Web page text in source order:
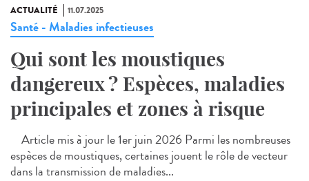
ACTUALITÉ 11.07.2025
Santé - Maladies infectieuses
Qui sont les moustiques
dangereux ? Espèces, maladies
principales et zones à risque
Article mis à jour le 1er juin 2026 Parmi les nombreuses
espèces de moustiques, certaines jouent le rôle de vecteur
dans la transmission de maladies...